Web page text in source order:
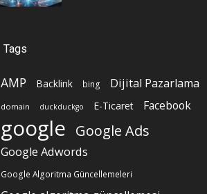
Tags
AMP Backlink bing Dijital Pazarlama
domain duckduckgo E-Ticaret Facebook
google Google Ads
Google Adwords
Google Algoritma Güncellemeleri